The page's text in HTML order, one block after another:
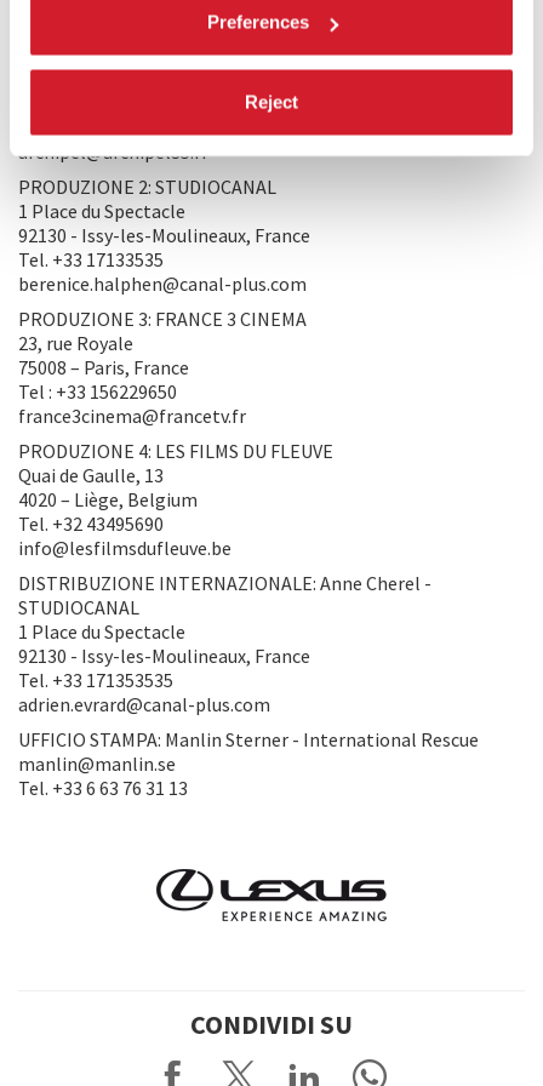
Preferences
Reject
PRODUZIONE/DISTRIBUZIONE
PRODUZIONE 1: ARCHIPEL 35
52 rue Charlot
archipel@archipel35.fr
PRODUZIONE 2: STUDIOCANAL
1 Place du Spectacle
92130 - Issy-les-Moulineaux, France
Tel. +33 17133535
berenice.halphen@canal-plus.com
PRODUZIONE 3: FRANCE 3 CINEMA
23, rue Royale
75008 – Paris, France
Tel : +33 156229650
france3cinema@francetv.fr
PRODUZIONE 4: LES FILMS DU FLEUVE
Quai de Gaulle, 13
4020 – Liège, Belgium
Tel. +32 43495690
info@lesfilmsdufleuve.be
DISTRIBUZIONE INTERNAZIONALE: Anne Cherel -
STUDIOCANAL
1 Place du Spectacle
92130 - Issy-les-Moulineaux, France
Tel. +33 171353535
adrien.evrard@canal-plus.com
UFFICIO STAMPA: Manlin Sterner - International Rescue
manlin@manlin.se
Tel. +33 6 63 76 31 13
CONDIVIDI SU